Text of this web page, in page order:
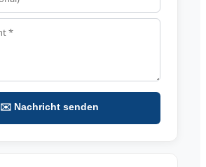
✉️ Nachricht senden